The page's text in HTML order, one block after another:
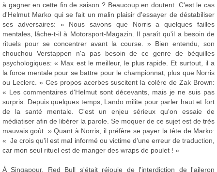
à gagner en cette fin de saison ? Beaucoup en doutent. C'est le cas
d'Helmut Marko qui se fait un malin plaisir d'essayer de déstabiliser
ses adversaires: « Nous savons que Norris a quelques failles
mentales, lâche-t-il à Motorsport-Magazin. Il paraît qu'il a besoin de
rituels pour se concentrer avant la course. » Bien entendu, son
chouchou Verstappen n'a pas besoin de ce genre de béquilles
psychologiques: « Max est le meilleur, le plus rapide. Et surtout, il a
la force mentale pour se battre pour le championnat, plus que Norris
ou Leclerc. » Ces propos acerbes suscitent la colère de Zak Brown:
« Les commentaires d'Helmut sont décevants, mais je ne suis pas
surpris. Depuis quelques temps, Lando milite pour parler haut et fort
de la santé mentale. C'est un enjeu sérieux qu'on essaie de
médiatiser afin de libérer la parole. Se moquer de ce sujet est de très
mauvais goût. » Quant à Norris, il préfère se payer la tête de Marko:
« Je crois qu'il est mal informé ou victime d'une erreur de traduction,
car mon seul rituel est de manger des wraps de poulet ! »
À Singapour, Red Bull s'était réjouie de l'interdiction de l'aileron